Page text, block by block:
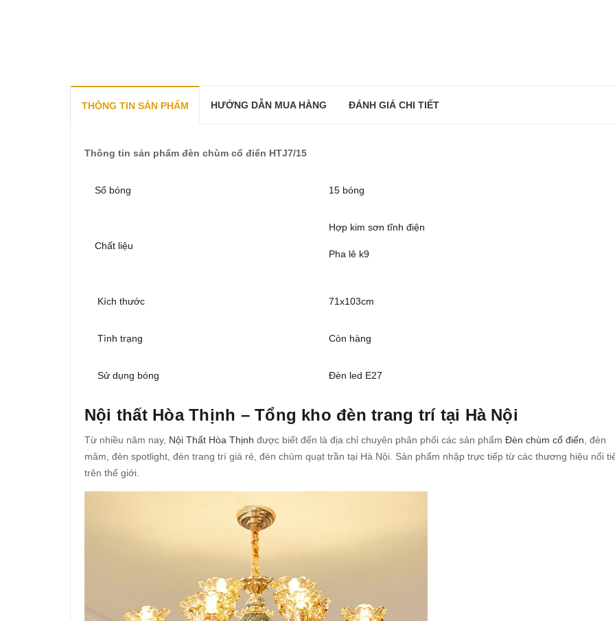
THÔNG TIN SẢN PHẨM HƯỚNG DẪN MUA HÀNG ĐÁNH GIÁ CHI TIẾT
Thông tin sản phẩm đèn chùm cổ điển HTJ7/15
Số bóng 15 bóng
Chất liệu
Hợp kim sơn tĩnh điện
Pha lê k9
Kích thước 71x103cm
Tình trạng Còn hàng
Sử dụng bóng Đèn led E27
Nội thất Hòa Thịnh – Tổng kho đèn trang trí tại Hà Nội
Từ nhiều năm nay, Nội Thất Hòa Thịnh được biết đến là địa chỉ chuyên phân phối các sản phẩm Đèn chùm cổ điển , đèn
mâm, đèn spotlight, đèn trang trí giá rẻ, đèn chùm quạt trần tại Hà Nội. Sản phẩm nhập trực tiếp từ các thương hiệu nổi
trên thế giới.